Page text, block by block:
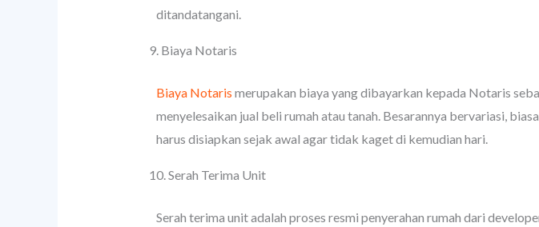
ditandatangani.
9. Biaya Notaris
Biaya Notaris merupakan biaya yang dibayarkan kepada Notaris
menyelesaikan jual beli rumah atau tanah. Besarannya bervariasi,
harus disiapkan sejak awal agar tidak kaget di kemudian hari.
10. Serah Terima Unit
Serah terima unit adalah proses resmi penyerahan rumah dari